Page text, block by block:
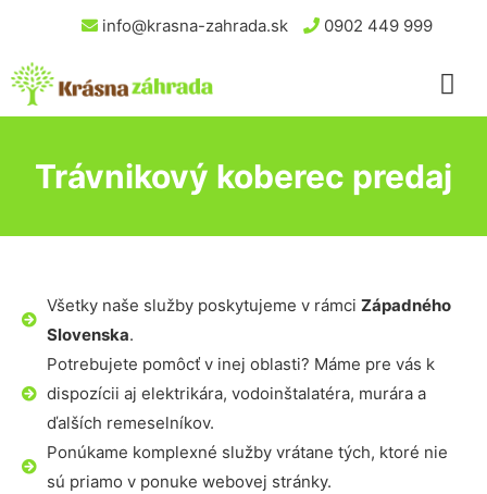
info@krasna-zahrada.sk 0902 449 999
Trávnikový koberec predaj
Všetky naše služby poskytujeme v rámci Západného
Slovenska.
Potrebujete pomôcť v inej oblasti? Máme pre vás k
dispozícii aj elektrikára, vodoinštalatéra, murára a
ďalších remeselníkov.
Ponúkame komplexné služby vrátane tých, ktoré nie
sú priamo v ponuke webovej stránky.